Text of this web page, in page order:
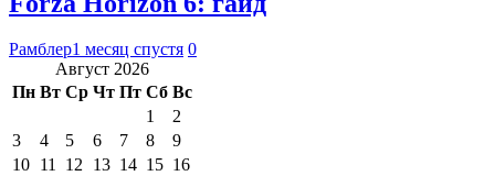
Рамблер1 месяц спустя 0
Август 2026
Пн Вт Ср Чт Пт Сб Вс
1
2
3
4 5 6 7 8
9
10 11 12 13 14 15 16